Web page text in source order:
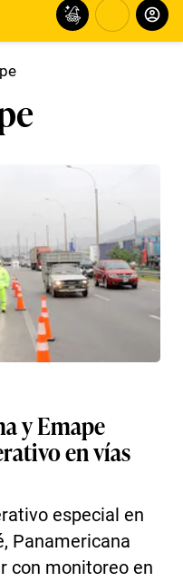
y Emape
en vías
especial en
Panamericana
con monitoreo en